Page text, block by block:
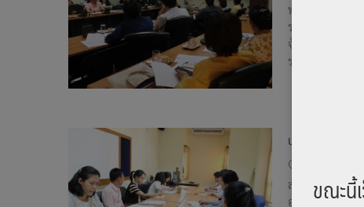
พระพุทธสิหิงค์เนื่
รศ.น.สพ.ศุภชัย ศ
จันทร์ที่ 28 มีนาค
ราชสุดา มหาวิทย
ประชุมเตรียมงา
สำนักศิลปะและ
อรุณรัตน์ วิเชียร
ขณะนี้